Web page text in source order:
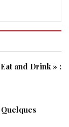
and Drink » :